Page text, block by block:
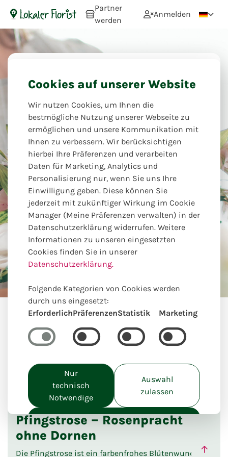
Partner
werden
Anmelden
Blogs
Wir möchten Sie inspirieren, über aktuelle
und kommende Trends informieren,
wertvolle Tipps und Wissen mit Ihnen
teilen; Kommen Sie mit auf eine Reise in
die bunte Welt der Floristik?!
von unsere Trendbeobachter
Inspiration
Tipps
Trends
Pfingstrose – Rosenpracht
ohne Dornen
Die Pfingstrose ist ein farbenfrohes Blütenwunder
Cookies auf unserer Website
Wir nutzen Cookies, um Ihnen die
bestmögliche Nutzung unserer Webseite zu
ermöglichen und unsere Kommunikation mit
Ihnen zu verbessern. Wir berücksichtigen
hierbei Ihre Präferenzen und verarbeiten
Daten für Marketing, Analytics und
Personalisierung nur, wenn Sie uns Ihre
Einwilligung geben. Diese können Sie
jederzeit mit zukünftiger Wirkung im Cookie
Manager (Meine Präferenzen verwalten) in der
Datenschutzerklärung widerrufen. Weitere
Informationen zu unseren eingesetzten
Cookies finden Sie in unserer
Datenschutzerklärung.
Folgende Kategorien von Cookies werden
durch uns eingesetzt:
ErforderlichPräferenzenStatistik Marketing
Nur
technisch
Notwendige
Auswahl
zulassen
Alle akzeptieren